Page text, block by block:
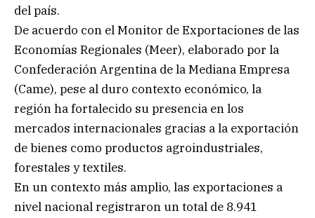
del país.
De acuerdo con el Monitor de Exportaciones de las
Economías Regionales (Meer), elaborado por la
Confederación Argentina de la Mediana Empresa
(Came), pese al duro contexto económico, la
región ha fortalecido su presencia en los
mercados internacionales gracias a la exportación
de bienes como productos agroindustriales,
forestales y textiles.
En un contexto más amplio, las exportaciones a
nivel nacional registraron un total de 8.941